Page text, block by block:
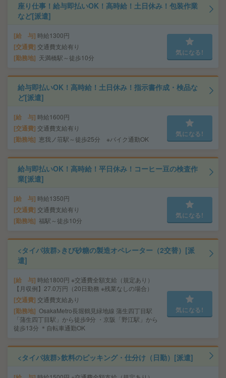
座り仕事！給与即払いOK！高時給！土日休み！包装作業
など[派遣]
給 与 時給1300円
交通費 交通費支給有り
勤務地 天満橋駅～徒歩10分
気になる!
給与即払いOK！高時給！土日休み！指示書作成・検品な
ど[派遣]
給 与 時給1600円
交通費 交通費支給有り
勤務地 恵我ノ荘駅～徒歩25分 ※バイク通勤OK
気になる!
給与即払いOK！高時給！平日休み！コーヒー豆の検査作
業[派遣]
給 与 時給1350円
交通費 交通費支給有り
勤務地 福駅～徒歩10分
気になる!
<タイパ抜群>きび砂糖の製造オペレーター（2交替）[派
遣]
給 与 時給1800円 ※交通費全額支給（規定あり）
【月収例】27.0万円（20日勤務 ※残業なしの場合）
交通費 交通費支給あり
勤務地 OsakaMetro長堀鶴見緑地線 蒲生四丁目駅
「蒲生四丁目駅」から徒歩9分 ・京阪「野江駅」から
徒歩13分 ＊自転車通勤OK
気になる!
<タイパ抜群>飲料のピッキング・仕分け（日勤）[派遣]